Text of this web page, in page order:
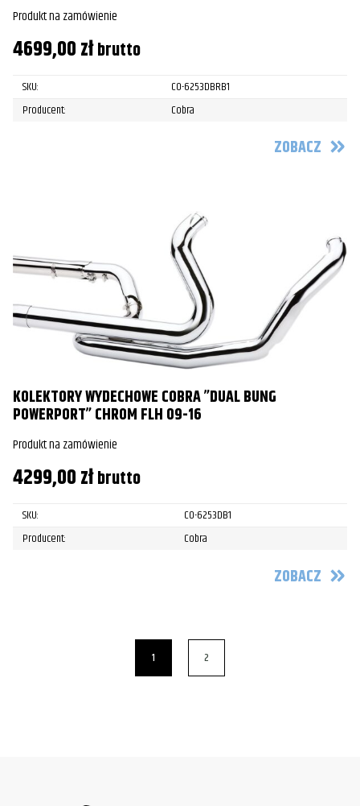
Produkt na zamówienie
4699,00złbrutto
SKU:
CO-6253DBRB1
Producent:
Cobra
ZOBACZ
KOLEKTORY WYDECHOWE COBRA ”DUAL BUNG
POWERPORT” CHROM FLH 09-16
Produkt na zamówienie
4299,00złbrutto
SKU:
CO-6253DB1
Producent:
Cobra
ZOBACZ
1 2